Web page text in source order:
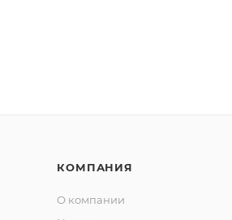
КОМПАНИЯ
О компании